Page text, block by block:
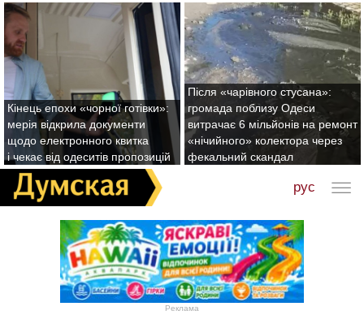
Кінець епохи «чорної готівки»:
мерія відкрила документи
щодо електронного квитка
і чекає від одеситів пропозицій
Після «чарівного стусана»:
громада поблизу Одеси
витрачає 6 мільйонів на ремонт
«нічийного» колектора через
фекальний скандал
рус
Реклама